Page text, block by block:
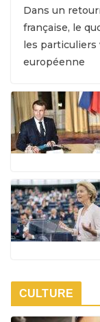
Dans un
française, le
les particuliers
européenne
CULTURE